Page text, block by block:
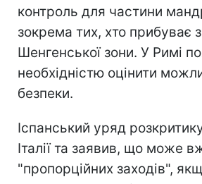
контроль для частини
зокрема тих, хто прибуває
Шенгенської зони. У Римі
необхідністю оцінити
безпеки.
Іспанський уряд
Італії та заявив, що може
"пропорційних заходів",